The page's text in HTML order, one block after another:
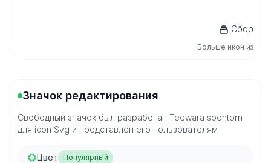
Сбор
Больше икон из
Значок редактирования
Свободный значок был разработан Teewara soontorn
для icon Svg и представлен его пользователям
Цвет Популярный